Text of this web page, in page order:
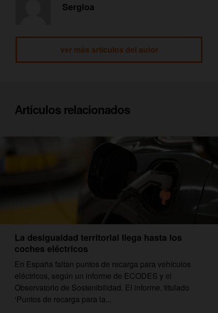
Sergioa
ver más artículos del autor
Artículos relacionados
La desigualdad territorial llega hasta los
coches eléctricos
En España faltan puntos de recarga para vehículos
eléctricos, según un informe de ECODES y el
Observatorio de Sostenibilidad. El informe, titulado
‘Puntos de recarga para la...